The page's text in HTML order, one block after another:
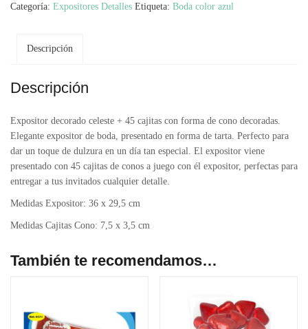
€66,00.
€46,00.
celeste
cajitas
Categoría: Expositores Detalles Etiqueta: Boda color azul
Descripción
Descripción
Expositor decorado celeste + 45 cajitas con forma de cono decoradas.
Elegante expositor de boda, presentado en forma de tarta. Perfecto para
dar un toque de dulzura en un día tan especial. El expositor viene
presentado con 45 cajitas de conos a juego con él expositor, perfectas para
entregar a tus invitados cualquier detalle.
Medidas Expositor: 36 x 29,5 cm
Medidas Cajitas Cono: 7,5 x 3,5 cm
También te recomendamos…